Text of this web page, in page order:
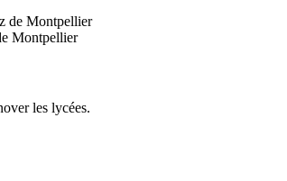
Montpellier
les lycées.